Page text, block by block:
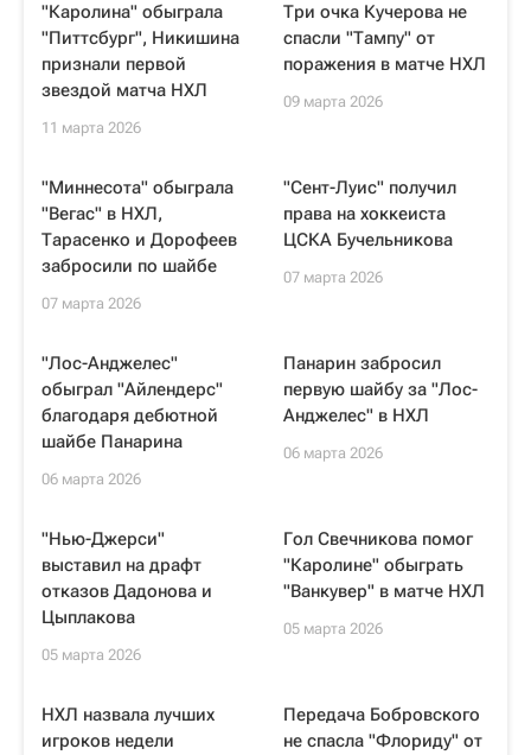
"Каролина" обыграла
"Питтсбург", Никишина
признали первой
звездой матча НХЛ
11 марта 2026
Три очка Кучерова не
спасли "Тампу" от
поражения в матче НХЛ
09 марта 2026
"Миннесота" обыграла
"Вегас" в НХЛ,
Тарасенко и Дорофеев
забросили по шайбе
07 марта 2026
"Сент-Луис" получил
права на хоккеиста
ЦСКА Бучельникова
07 марта 2026
"Лос-Анджелес"
обыграл "Айлендерс"
благодаря дебютной
шайбе Панарина
06 марта 2026
Панарин забросил
первую шайбу за "Лос-
Анджелес" в НХЛ
06 марта 2026
"Нью-Джерси"
выставил на драфт
отказов Дадонова и
Цыплакова
05 марта 2026
Гол Свечникова помог
"Каролине" обыграть
"Ванкувер" в матче НХЛ
05 марта 2026
НХЛ назвала лучших
игроков недели
Передача Бобровского
не спасла "Флориду" от